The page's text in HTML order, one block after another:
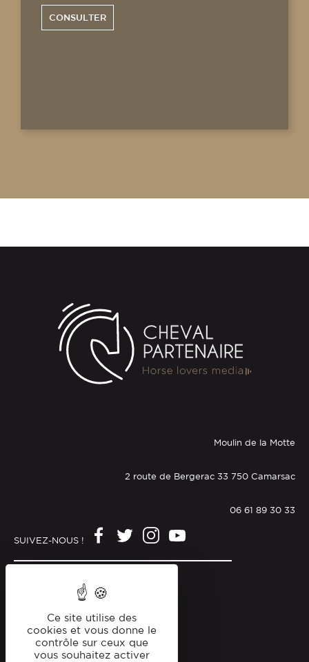
CONSULTER
Moulin de la Motte
2 route de Bergerac 33 750 Camarsac
06 61 89 30 33
SUIVEZ-NOUS !
Politique de confidentialité
Ce site utilise des
cookies et vous donne le
contrôle sur ceux que
vous souhaitez activer